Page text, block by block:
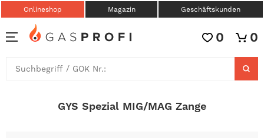
Onlineshop Magazin Geschäftskunden
0 0
GYS Spezial MIG/MAG Zange